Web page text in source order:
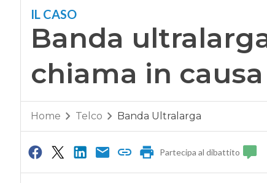
IL CASO
Banda
chiama in
Home Telco Banda Ultralarga
Partecipa al dibattito